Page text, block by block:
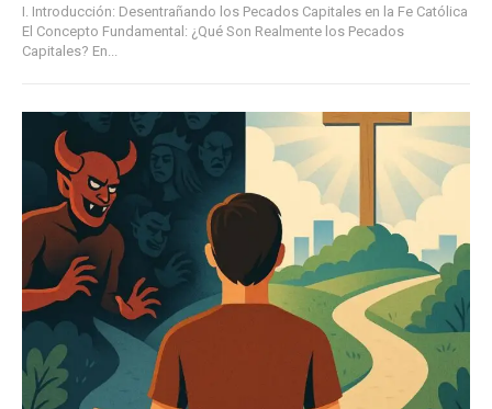
I. Introducción: Desentrañando los Pecados Capitales en la Fe Católica
El Concepto Fundamental: ¿Qué Son Realmente los Pecados
Capitales? En...